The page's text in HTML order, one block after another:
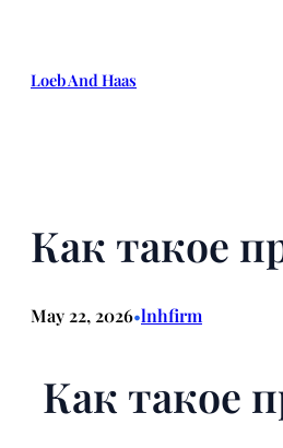
content
Loeb And Haas
Как такое
May 22, 2026•lnhfirm
Как такое